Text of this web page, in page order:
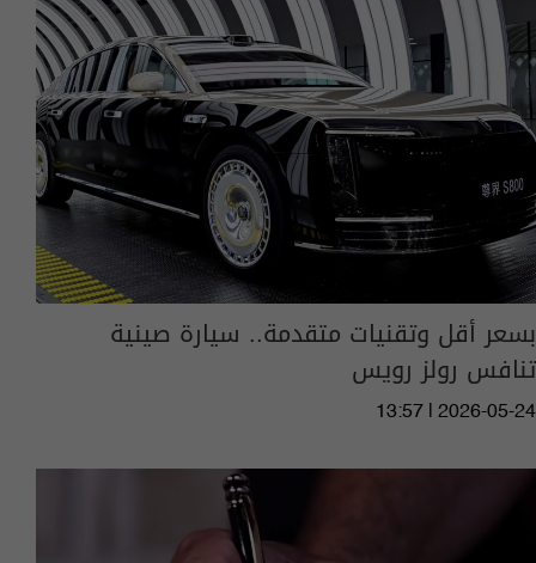
بسعر أقل وتقنيات متقدمة.. سيارة صينية
تنافس رولز رويس
13:57 | 2026-05-24